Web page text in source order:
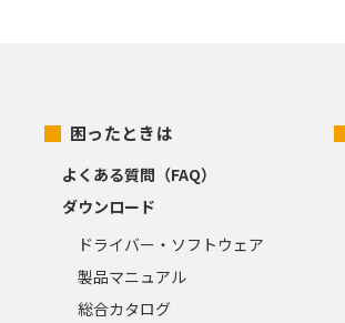
困ったときは
よくある質問（FAQ）
ダウンロード
ドライバー・ソフトウェア
製品マニュアル
総合カタログ